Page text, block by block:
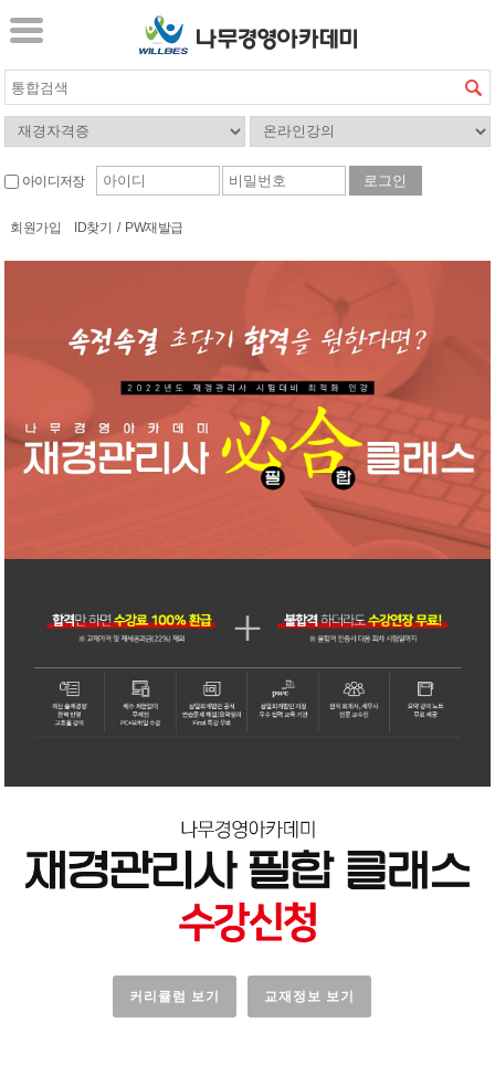
아이디저장
회원가입 ID찾기 / PW재발급
커리큘럼 보기 교재정보 보기